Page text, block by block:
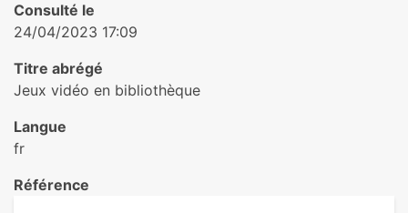
Consulté le
24/04/2023 17:09
Titre abrégé
Jeux vidéo en bibliothèque
Langue
fr
Référence